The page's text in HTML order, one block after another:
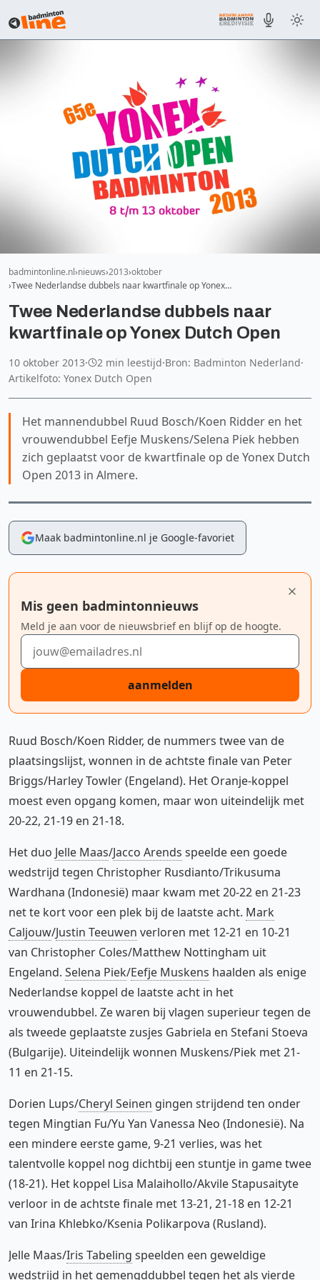
badmintonline.nl nieuws 2013 oktober
Twee Nederlandse dubbels naar kwartfinale op Yonex…
Twee Nederlandse dubbels naar
kwartfinale op Yonex Dutch Open
10 oktober 2013· 2 min leestijd·Bron: Badminton Nederland·
Artikelfoto: Yonex Dutch Open
Het mannendubbel Ruud Bosch/Koen Ridder en het
vrouwendubbel Eefje Muskens/Selena Piek hebben
zich geplaatst voor de kwartfinale op de Yonex Dutch
Open 2013 in Almere.
Maak badmintonline.nl je Google-favoriet
Mis geen badmintonnieuws
Meld je aan voor de nieuwsbrief en blijf op de hoogte.
E-mailadres
aanmelden
Ruud Bosch/Koen Ridder, de nummers twee van de
plaatsingslijst, wonnen in de achtste finale van Peter
Briggs/Harley Towler (Engeland). Het Oranje-koppel
moest even opgang komen, maar won uiteindelijk met
20-22, 21-19 en 21-18.
Het duo Jelle Maas/Jacco Arends speelde een goede
wedstrijd tegen Christopher Rusdianto/Trikusuma
Wardhana (Indonesië) maar kwam met 20-22 en 21-23
net te kort voor een plek bij de laatste acht. Mark
Caljouw/Justin Teeuwen verloren met 12-21 en 10-21
van Christopher Coles/Matthew Nottingham uit
Engeland. Selena Piek/Eefje Muskens haalden als enige
Nederlandse koppel de laatste acht in het
vrouwendubbel. Ze waren bij vlagen superieur tegen de
als tweede geplaatste zusjes Gabriela en Stefani Stoeva
(Bulgarije). Uiteindelijk wonnen Muskens/Piek met 21-
11 en 21-15.
Dorien Lups/Cheryl Seinen gingen strijdend ten onder
tegen Mingtian Fu/Yu Yan Vanessa Neo (Indonesië). Na
een mindere eerste game, 9-21 verlies, was het
talentvolle koppel nog dichtbij een stuntje in game twee
(18-21). Het koppel Lisa Malaihollo/Akvile Stapusaityte
verloor in de achtste finale met 13-21, 21-18 en 12-21
van Irina Khlebko/Ksenia Polikarpova (Rusland).
Jelle Maas/Iris Tabeling speelden een geweldige
wedstrijd in het gemengddubbel tegen het als vierde